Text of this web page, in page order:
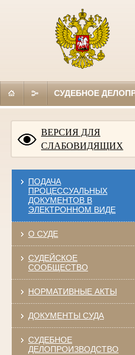
СУДЕБНОЕ
ВЕРСИЯ ДЛЯ
СЛАБОВИДЯЩИХ
ПОДАЧА
ПРОЦЕССУАЛЬНЫХ
ДОКУМЕНТОВ В
ЭЛЕКТРОННОМ ВИДЕ
О СУДЕ
СУДЕЙСКОЕ
СООБЩЕСТВО
НОРМАТИВНЫЕ АКТЫ
ДОКУМЕНТЫ СУДА
СУДЕБНОЕ
ДЕЛОПРОИЗВОДСТВО